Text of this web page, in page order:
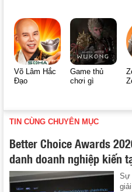
Võ Lâm Hắc
Đạo
Game thủ
chơi gì
TIN CÙNG CHUYÊN MỤC
Better Choice Awards
danh doanh nghiệp kiến
Sự